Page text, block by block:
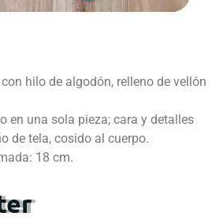
hilo de algodón, relleno de vellón
en una sola pieza; cara y detalles
de tela, cosido al cuerpo.
18 cm.